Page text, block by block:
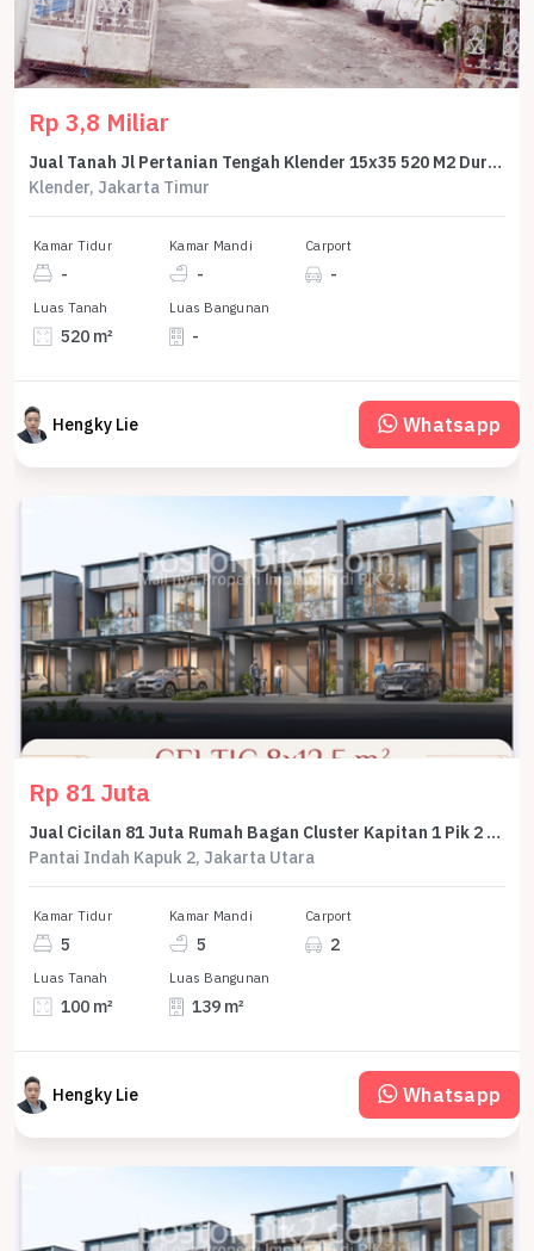
Rp 3,8 Miliar
Jual Tanah Jl Pertanian Tengah Klender 15x35 520 M2 Duren Sawit Jakarta Timur
Klender, Jakarta Timur
Kamar Tidur
-
Kamar Mandi
-
Carport
-
Luas Tanah
520 m²
Luas Bangunan
-
Hengky Lie Whatsapp
Rp 81 Juta
Jual Cicilan 81 Juta Rumah Bagan Cluster Kapitan 1 Pik 2 8x12,5 Celtic 100 M2 2 Lantai Dp 0% Selama 5 Tahun
Pantai Indah Kapuk 2, Jakarta Utara
Kamar Tidur
5
Kamar Mandi
5
Carport
2
Luas Tanah
100 m²
Luas Bangunan
139 m²
Hengky Lie Whatsapp